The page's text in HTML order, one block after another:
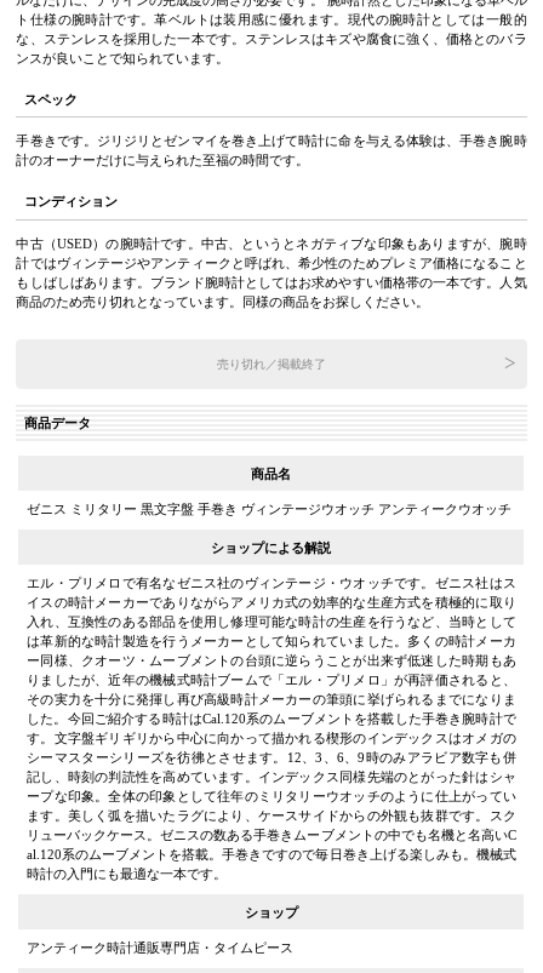
ト仕様の腕時計です。革ベルトは装用感に優れます。現代の腕時計としては一般的
な、ステンレスを採用した一本です。ステンレスはキズや腐食に強く、価格とのバラ
ンスが良いことで知られています。
スペック
手巻きです。ジリジリとゼンマイを巻き上げて時計に命を与える体験は、手巻き腕時
計のオーナーだけに与えられた至福の時間です。
コンディション
中古（USED）の腕時計です。中古、というとネガティブな印象もありますが、腕時
計ではヴィンテージやアンティークと呼ばれ、希少性のためプレミア価格になること
もしばしばあります。ブランド腕時計としてはお求めやすい価格帯の一本です。人気
商品のため売り切れとなっています。同様の商品をお探しください。
売り切れ／掲載終了
商品データ
商品名
ゼニス ミリタリー 黒文字盤 手巻き ヴィンテージウオッチ アンティークウオッチ
ショップによる解説
エル・プリメロで有名なゼニス社のヴィンテージ・ウオッチです。ゼニス社はス
イスの時計メーカーでありながらアメリカ式の効率的な生産方式を積極的に取り
入れ、互換性のある部品を使用し修理可能な時計の生産を行うなど、当時として
は革新的な時計製造を行うメーカーとして知られていました。多くの時計メーカ
ー同様、クオーツ・ムーブメントの台頭に逆らうことが出来ず低迷した時期もあ
りましたが、近年の機械式時計ブームで「エル・プリメロ」が再評価されると、
その実力を十分に発揮し再び高級時計メーカーの筆頭に挙げられるまでになりま
した。今回ご紹介する時計はCal.120系のムーブメントを搭載した手巻き腕時計で
す。文字盤ギリギリから中心に向かって描かれる楔形のインデックスはオメガの
シーマスターシリーズを彷彿とさせます。12、3、6、9時のみアラビア数字も併
記し、時刻の判読性を高めています。インデックス同様先端のとがった針はシャ
ープな印象。全体の印象として往年のミリタリーウオッチのように仕上がってい
ます。美しく弧を描いたラグにより、ケースサイドからの外観も抜群です。スク
リューバックケース。ゼニスの数ある手巻きムーブメントの中でも名機と名高いC
al.120系のムーブメントを搭載。手巻きですので毎日巻き上げる楽しみも。機械式
時計の入門にも最適な一本です。
ショップ
アンティーク時計通販専門店・タイムピース